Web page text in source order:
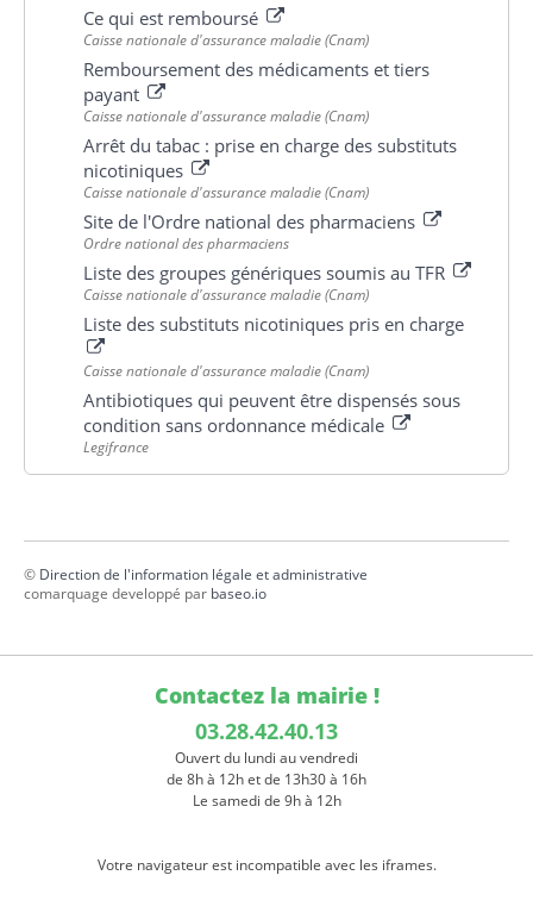
Ce qui est remboursé
Caisse nationale d'assurance maladie (Cnam)
Remboursement des médicaments et tiers
payant
Caisse nationale d'assurance maladie (Cnam)
Arrêt du tabac : prise en charge des substituts
nicotiniques
Caisse nationale d'assurance maladie (Cnam)
Site de l'Ordre national des pharmaciens
Ordre national des pharmaciens
Liste des groupes génériques soumis au TFR
Caisse nationale d'assurance maladie (Cnam)
Liste des substituts nicotiniques pris en charge
Caisse nationale d'assurance maladie (Cnam)
Antibiotiques qui peuvent être dispensés sous
condition sans ordonnance médicale
Legifrance
© Direction de l'information légale et administrative
comarquage developpé par baseo.io
Contactez la mairie !
03.28.42.40.13
Ouvert du lundi au vendredi
de 8h à 12h et de 13h30 à 16h
Le samedi de 9h à 12h
Votre navigateur est incompatible avec les iframes.